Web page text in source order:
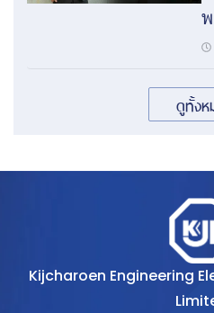
ดูทั้ง
Kijcharoen Engineering